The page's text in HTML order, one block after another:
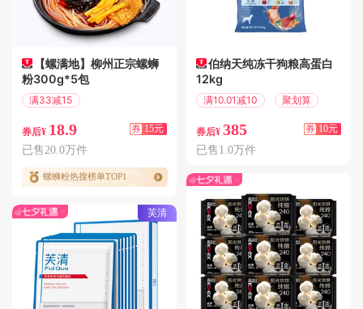
【螺满地】柳州正宗螺蛳
粉300g*5包
满33减15
券后¥ 18.9 券 15元
已售20.0万件
螺蛳粉热搜榜单TOP1
芙清
伯纳天纯冻干狗粮高蛋白
12kg
满10.01减10 聚划算
券后¥ 385 券 10元
已售1.0万件